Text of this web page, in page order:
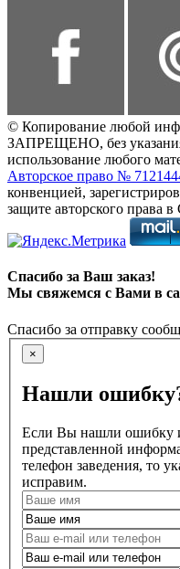
© Копирование любой
ЗАПРЕЩЕНО, без
использование любого
Авторское право №
конвенцией,
защите авторского
Спасибо за Ваш заказ!
Мы свяжемся с Вами в
Спасибо за отправку
×
Нашли
Если Вы нашли ошибку
представленной
телефон заведения, то
исправим.